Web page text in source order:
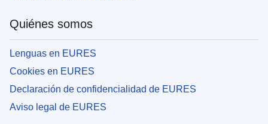
Quiénes somos
Lenguas en EURES
Cookies en EURES
Declaración de confidencialidad de EURES
Aviso legal de EURES